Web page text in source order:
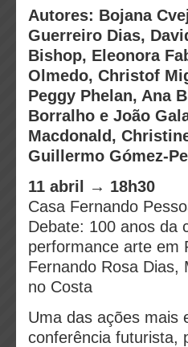
Autores: Bojana
Guerreiro Dias,
Bishop, Eleonora
Olmedo, Christof
Peggy Phelan, Ana
Borralho e João
Macdonald,
Guillermo Gómez-
11 abril → 18h30
Casa Fernando
Debate: 100 anos da
performance arte em
Fernando Rosa Dias,
no Costa
Uma das ações mais
conferência futurista,